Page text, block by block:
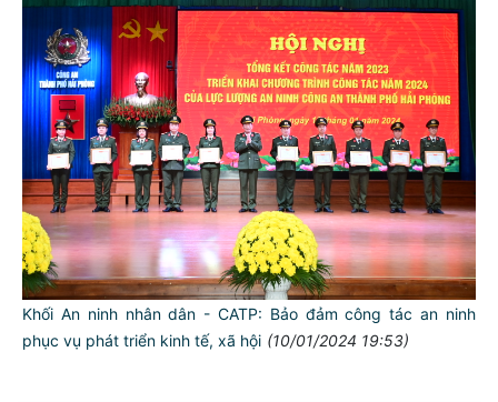
Khối An ninh nhân dân - CATP: Bảo đảm công tác an ninh
phục vụ phát triển kinh tế, xã hội (10/01/2024 19:53)
Đối với tự mình, phải
CẦN, KIỆM, LIÊM, CHÍNH
Đối với đồng sự, phải
THÂN ÁI GIÚP ĐỠ
Đối với chính phủ, phải
TUYỆT ĐỐI TRUNG THÀNH
Đối với nhân dân, phải
KÍNH TRỌNG LỄ PHÉP
Đối với công việc, phải
TẬN TỤY
Đối với địch, phải